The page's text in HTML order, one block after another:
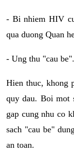
- Bi nhiem HIV
qua duong Quan
- Ung thu "cau be".
Hien thuc, khong
quy dau. Boi mot
gap cung nhu co
sach "cau be"
an toan.